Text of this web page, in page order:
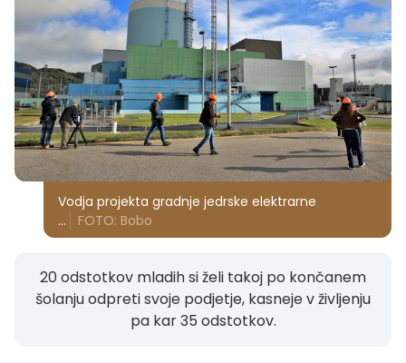
Vodja projekta gradnje jedrske elektrarne
...
FOTO: Bobo
20 odstotkov mladih si želi takoj po končanem
šolanju odpreti svoje podjetje, kasneje v življenju
pa kar 35 odstotkov.